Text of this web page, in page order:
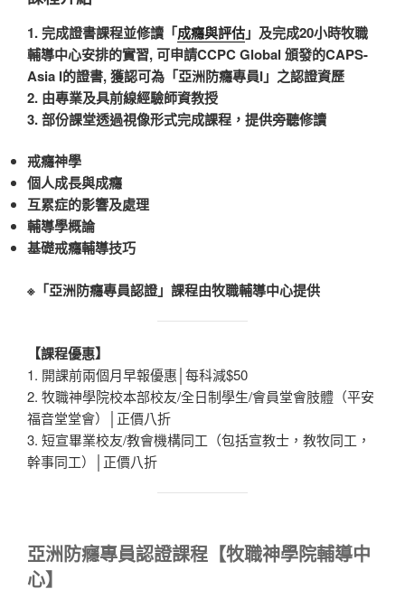
1. 完成證書課程並修讀「成癮與評估」及完成20小時牧職
輔導中心安排的實習, 可申請CCPC Global 頒發的CAPS-
Asia I的證書, 獲認可為「亞洲防癮專員I」之認證資歷
2. 由專業及具前線經驗師資教授
3. 部份課堂透過視像形式完成課程，提供旁聽修讀
戒癮神學
個人成長與成癮
互累症的影響及處理
輔導學概論
基礎戒癮輔導技巧
※ 「亞洲防癮專員認證」 課程由牧職輔導中心提供
【課程優惠】
1. 開課前兩個月早報優惠│每科減$50
2. 牧職神學院校本部校友/全日制學生/會員堂會肢體（平安
福音堂堂會）│正價八折
3. 短宣畢業校友/教會機構同工（包括宣教士，教牧同工，
幹事同工）│正價八折
亞洲防癮專員認證課程【牧職神學院輔導中
心】